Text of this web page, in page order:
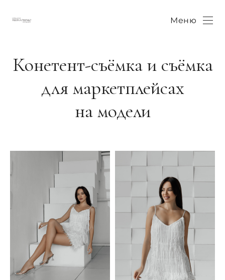
Меню
Конетент-съёмка и съёмка
для маркетплейсах
на модели